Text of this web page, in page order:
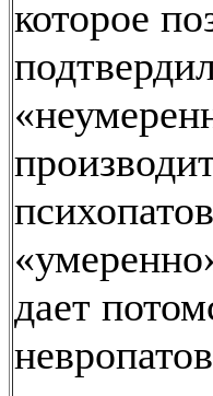
которое
дает